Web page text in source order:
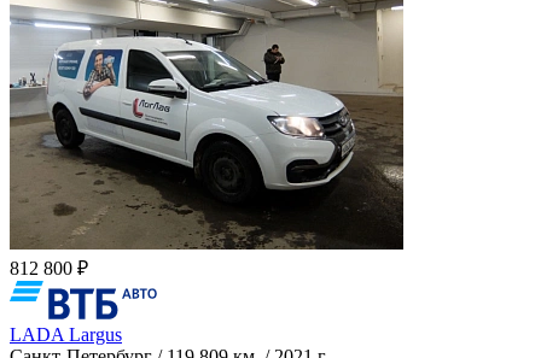
812 800 ₽
LADA Largus